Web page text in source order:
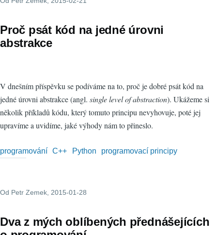
Proč psát kód na jedné úrovni
abstrakce
V dnešním příspěvku se podíváme na to, proč je dobré psát kód na
jedné úrovni abstrakce (angl. single level of abstraction). Ukážeme si
několik příkladů kódu, který tomuto principu nevyhovuje, poté jej
upravíme a uvidíme, jaké výhody nám to přineslo.
programování C++ Python programovací principy
Od Petr Zemek, 2015-01-28
Dva z mých oblíbených přednášejících